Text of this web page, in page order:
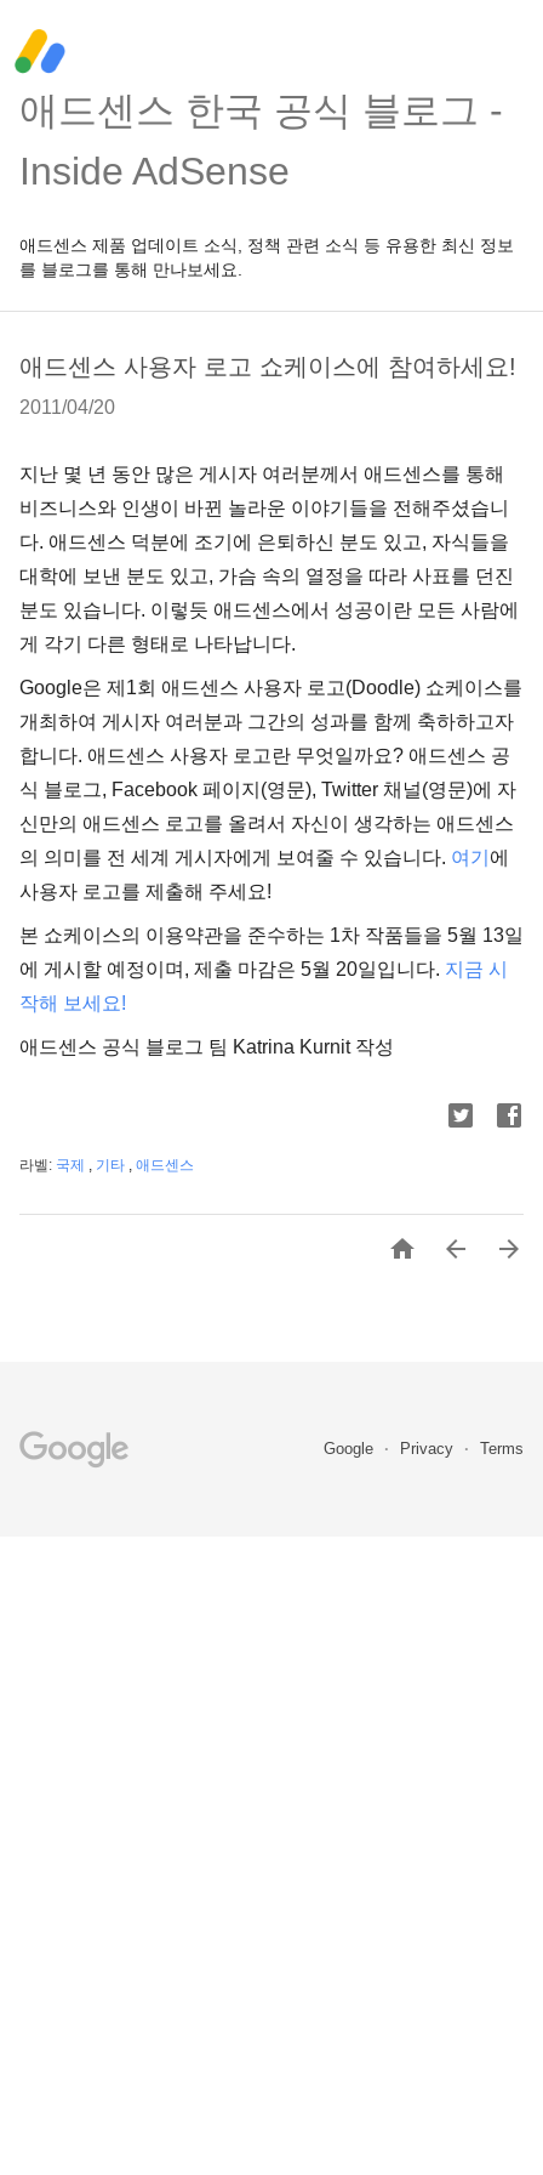
애드센스 한국 공식 블로그 -
Inside AdSense
애드센스 제품 업데이트 소식, 정책 관련 소식 등 유용한 최신 정보
를 블로그를 통해 만나보세요.
애드센스 사용자 로고 쇼케이스에 참여하세요!
2011/04/20
지난 몇 년 동안 많은 게시자 여러분께서 애드센스를 통해
비즈니스와 인생이 바뀐 놀라운 이야기들을 전해주셨습니
다. 애드센스 덕분에 조기에 은퇴하신 분도 있고, 자식들을
대학에 보낸 분도 있고, 가슴 속의 열정을 따라 사표를 던진
분도 있습니다. 이렇듯 애드센스에서 성공이란 모든 사람에
게 각기 다른 형태로 나타납니다.
Google은 제1회 애드센스 사용자 로고(Doodle) 쇼케이스를
개최하여 게시자 여러분과 그간의 성과를 함께 축하하고자
합니다. 애드센스 사용자 로고란 무엇일까요? 애드센스 공
식 블로그, Facebook 페이지(영문), Twitter 채널(영문)에 자
신만의 애드센스 로고를 올려서 자신이 생각하는 애드센스
의 의미를 전 세계 게시자에게 보여줄 수 있습니다. 여기 에
사용자 로고를 제출해 주세요!
본 쇼케이스의 이용약관을 준수하는 1차 작품들을 5월 13일
에 게시할 예정이며, 제출 마감은 5월 20일입니다. 지금 시
작해 보세요!
애드센스 공식 블로그 팀 Katrina Kurnit 작성
라벨: 국제 , 기타 , 애드센스
  
Google Privacy Terms